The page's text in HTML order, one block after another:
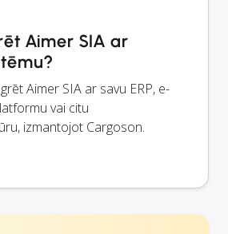
Aimer SIA ar
Aimer SIA ar savu ERP, e-
vai citu
izmantojot Cargoson.